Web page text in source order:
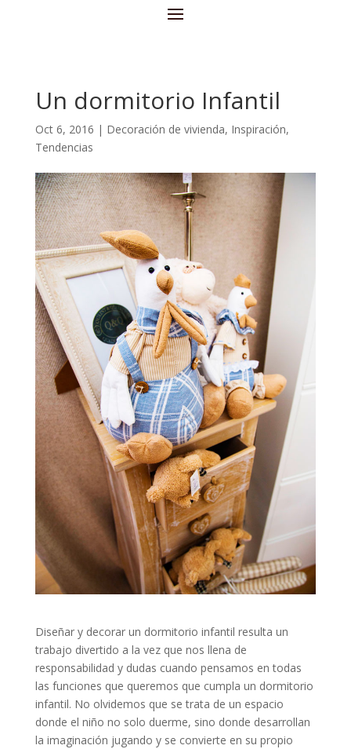
Un dormitorio Infantil
Oct 6, 2016 | Decoración de vivienda, Inspiración,
Tendencias
Diseñar y decorar un dormitorio infantil resulta un
trabajo divertido a la vez que nos llena de
responsabilidad y dudas cuando pensamos en todas
las funciones que queremos que cumpla un dormitorio
infantil. No olvidemos que se trata de un espacio
donde el niño no solo duerme, sino donde desarrollan
la imaginación jugando y se convierte en su propio